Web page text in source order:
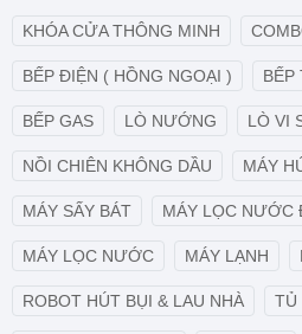
KHÓA CỬA THÔNG MINH
BẾP ĐIỆN ( HỒNG NGOẠI ) BẾP
BẾP GAS LÒ NƯỚNG LÒ VI
NỒI CHIÊN KHÔNG DẦU MÁY
MÁY SẤY BÁT MÁY LỌC NƯỚC
MÁY LỌC NƯỚC MÁY LẠNH
ROBOT HÚT BỤI & LAU NHÀ TỦ